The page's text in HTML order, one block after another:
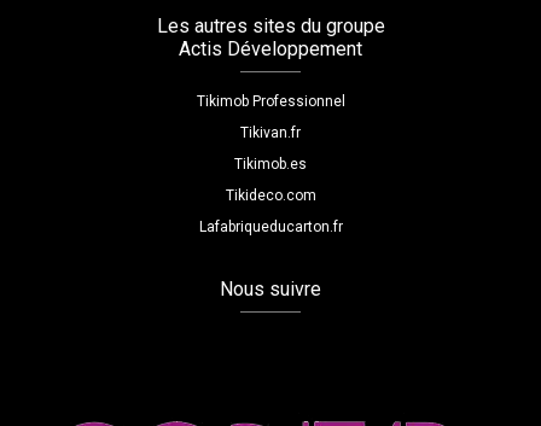
Les autres sites du groupe
Actis Développement
Tikimob Professionnel
Tikivan.fr
Tikimob.es
Tikideco.com
Lafabriqueducarton.fr
Nous suivre